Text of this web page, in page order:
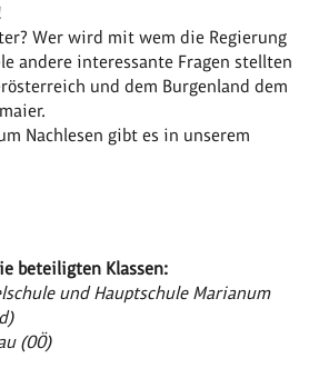
Wer wird mit wem die Regierung
andere interessante Fragen stellten
und dem Burgenland dem
Nachlesen gibt es in unserem
beteiligten Klassen:
und Hauptschule Marianum
(OÖ)